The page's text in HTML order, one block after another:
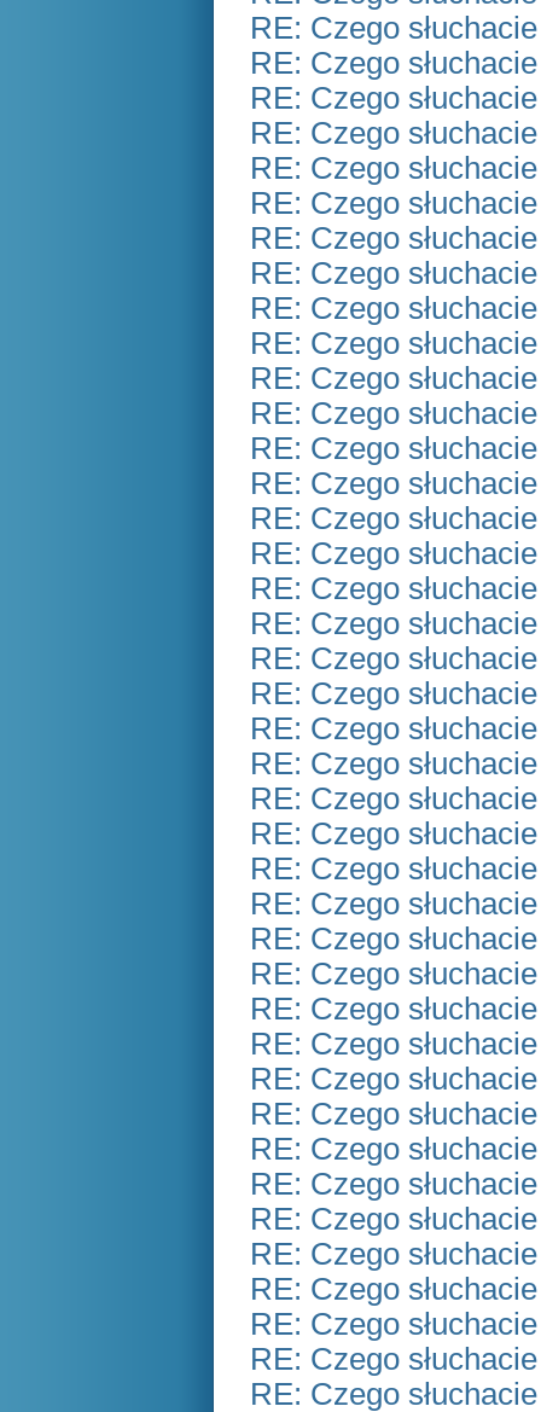
RE: Czego
RE: Czego
RE: Czego
RE: Czego
RE: Czego
RE: Czego
RE: Czego
RE: Czego
RE: Czego
RE: Czego
RE: Czego
RE: Czego
RE: Czego
RE: Czego
RE: Czego
RE: Czego
RE: Czego
RE: Czego
RE: Czego
RE: Czego
RE: Czego
RE: Czego
RE: Czego
RE: Czego
RE: Czego
RE: Czego
RE: Czego
RE: Czego
RE: Czego
RE: Czego
RE: Czego
RE: Czego
RE: Czego
RE: Czego
RE: Czego
RE: Czego
RE: Czego
RE: Czego
RE: Czego
RE: Czego